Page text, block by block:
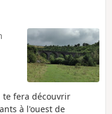
te fera découvrir
à l'ouest de